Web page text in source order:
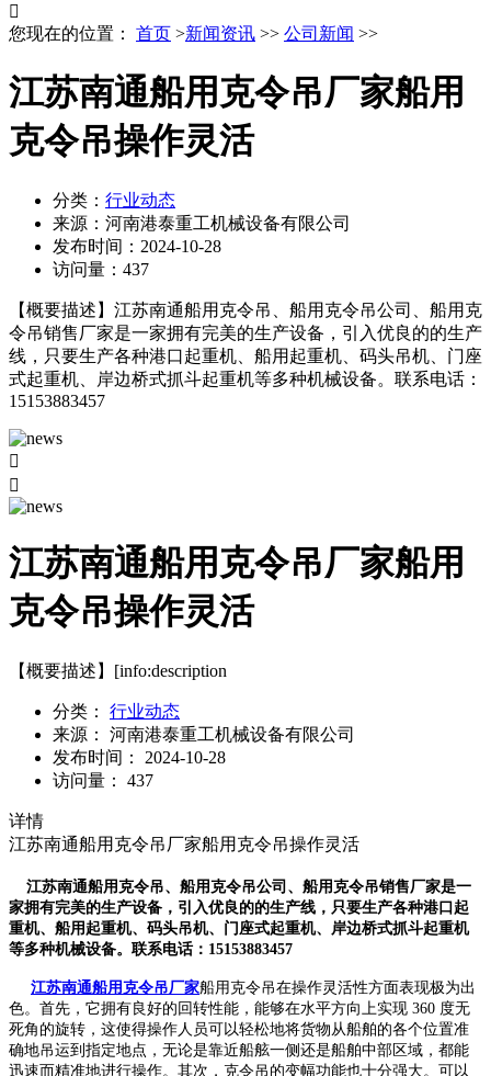

您现在的位置： 首页 >新闻资讯 >> 公司新闻 >>
江苏南通船用克令吊厂家船用
克令吊操作灵活
分类： 行业动态
来源： 河南港泰重工机械设备有限公司
发布时间： 2024-10-28
访问量： 437
【概要描述】 江苏南通船用克令吊、船用克令吊公司、船用克
令吊销售厂家是一家拥有完美的生产设备，引入优良的的生产
线，只要生产各种港口起重机、船用起重机、码头吊机、门座
式起重机、岸边桥式抓斗起重机等多种机械设备。联系电话：
15153883457


江苏南通船用克令吊厂家船用
克令吊操作灵活
【概要描述】 [info:description
分类：
行业动态
来源：
河南港泰重工机械设备有限公司
发布时间：
2024-10-28
访问量：
437
详情
江苏南通船用克令吊厂家船用克令吊操作灵活
江苏南通船用克令吊、船用克令吊公司、船用克令吊销售厂家是一
家拥有完美的生产设备，引入优良的的生产线，只要生产各种港口起
重机、船用起重机、码头吊机、门座式起重机、岸边桥式抓斗起重机
等多种机械设备。联系电话：15153883457
江苏南通船用克令吊厂家船用克令吊在操作灵活性方面表现极为出
色。首先，它拥有良好的回转性能，能够在水平方向上实现 360 度无
死角的旋转，这使得操作人员可以轻松地将货物从船舶的各个位置准
确地吊运到指定地点，无论是靠近船舷一侧还是船舶中部区域，都能
迅速而精准地进行操作。其次，克令吊的变幅功能也十分强大。可以